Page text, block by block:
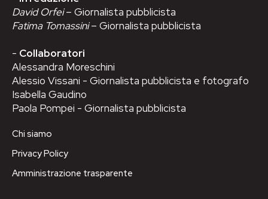
David Orfei– Giornalista pubblicista
Fatima Tomassini– Giornalista pubblicista
- Collaboratori
Alessandra Moreschini
Alessio Vissani - Giornalista pubblicista e fotografo
Isabella Gaudino
Paola Pompei - Giornalista pubblicista
Chi siamo
Privacy Policy
Amministrazione trasparente